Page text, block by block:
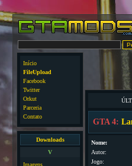
Início
FileUpload
Facebook
Twitter
Orkut
Parceria
Contato
Downloads
V
Imagens
GTA 4:
Nome:
Autor:
Jogo: